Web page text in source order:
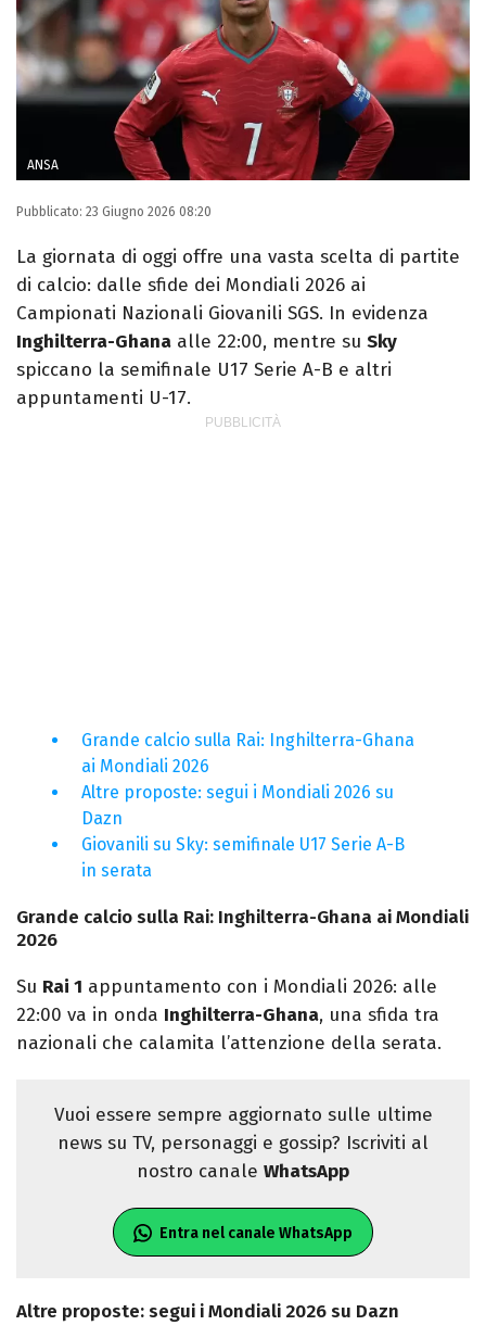
ANSA
Pubblicato: 23 Giugno 2026 08:20
La giornata di oggi offre una vasta scelta di partite
di calcio: dalle sfide dei Mondiali 2026 ai
Campionati Nazionali Giovanili SGS. In evidenza
Inghilterra-Ghana alle 22:00, mentre su Sky
spiccano la semifinale U17 Serie A-B e altri
appuntamenti U-17.
Grande calcio sulla Rai: Inghilterra-Ghana
ai Mondiali 2026
Altre proposte: segui i Mondiali 2026 su
Dazn
Giovanili su Sky: semifinale U17 Serie A-B
in serata
Grande calcio sulla Rai: Inghilterra-Ghana ai Mondiali
2026
Su Rai 1 appuntamento con i Mondiali 2026: alle
22:00 va in onda Inghilterra-Ghana, una sfida tra
nazionali che calamita l’attenzione della serata.
Vuoi essere sempre aggiornato sulle ultime
news su TV, personaggi e gossip? Iscriviti al
nostro canale WhatsApp
Entra nel canale WhatsApp
Altre proposte: segui i Mondiali 2026 su Dazn